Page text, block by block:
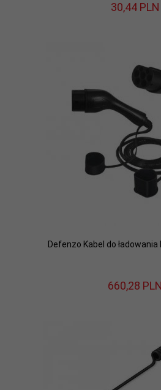
30,44 PLN
Defenzo Kabel do ładowania
660,28 PLN